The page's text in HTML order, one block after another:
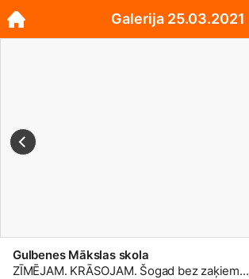
Gulbenes Mākslas skola
ZĪMĒJAM. KRĀSOJAM. Šogad bez zaķiem...
Galerija 25.03.2021